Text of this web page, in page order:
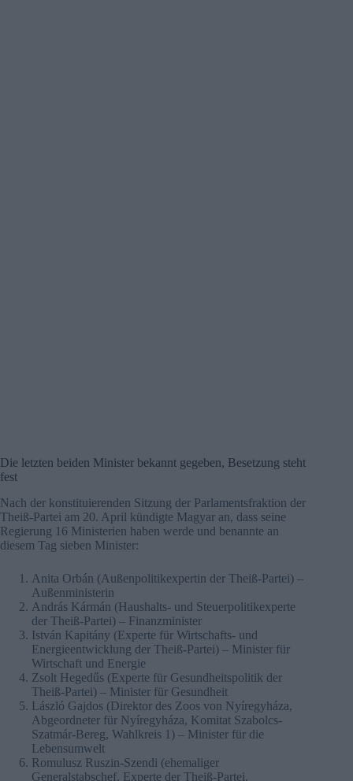
Die letzten beiden Minister bekannt gegeben, Besetzung steht
fest
Nach der konstituierenden Sitzung der Parlamentsfraktion der
Theiß-Partei am 20. April kündigte Magyar an, dass seine
Regierung 16 Ministerien haben werde und benannte an
diesem Tag sieben Minister:
Anita Orbán (Außenpolitikexpertin der Theiß-Partei) –
Außenministerin
András Kármán (Haushalts- und Steuerpolitikexperte
der Theiß-Partei) – Finanzminister
István Kapitány (Experte für Wirtschafts- und
Energieentwicklung der Theiß-Partei) – Minister für
Wirtschaft und Energie
Zsolt Hegedűs (Experte für Gesundheitspolitik der
Theiß-Partei) – Minister für Gesundheit
László Gajdos (Direktor des Zoos von Nyíregyháza,
Abgeordneter für Nyíregyháza, Komitat Szabolcs-
Szatmár-Bereg, Wahlkreis 1) – Minister für die
Lebensumwelt
Romulusz Ruszin-Szendi (ehemaliger
Generalstabschef, Experte der Theiß-Partei,